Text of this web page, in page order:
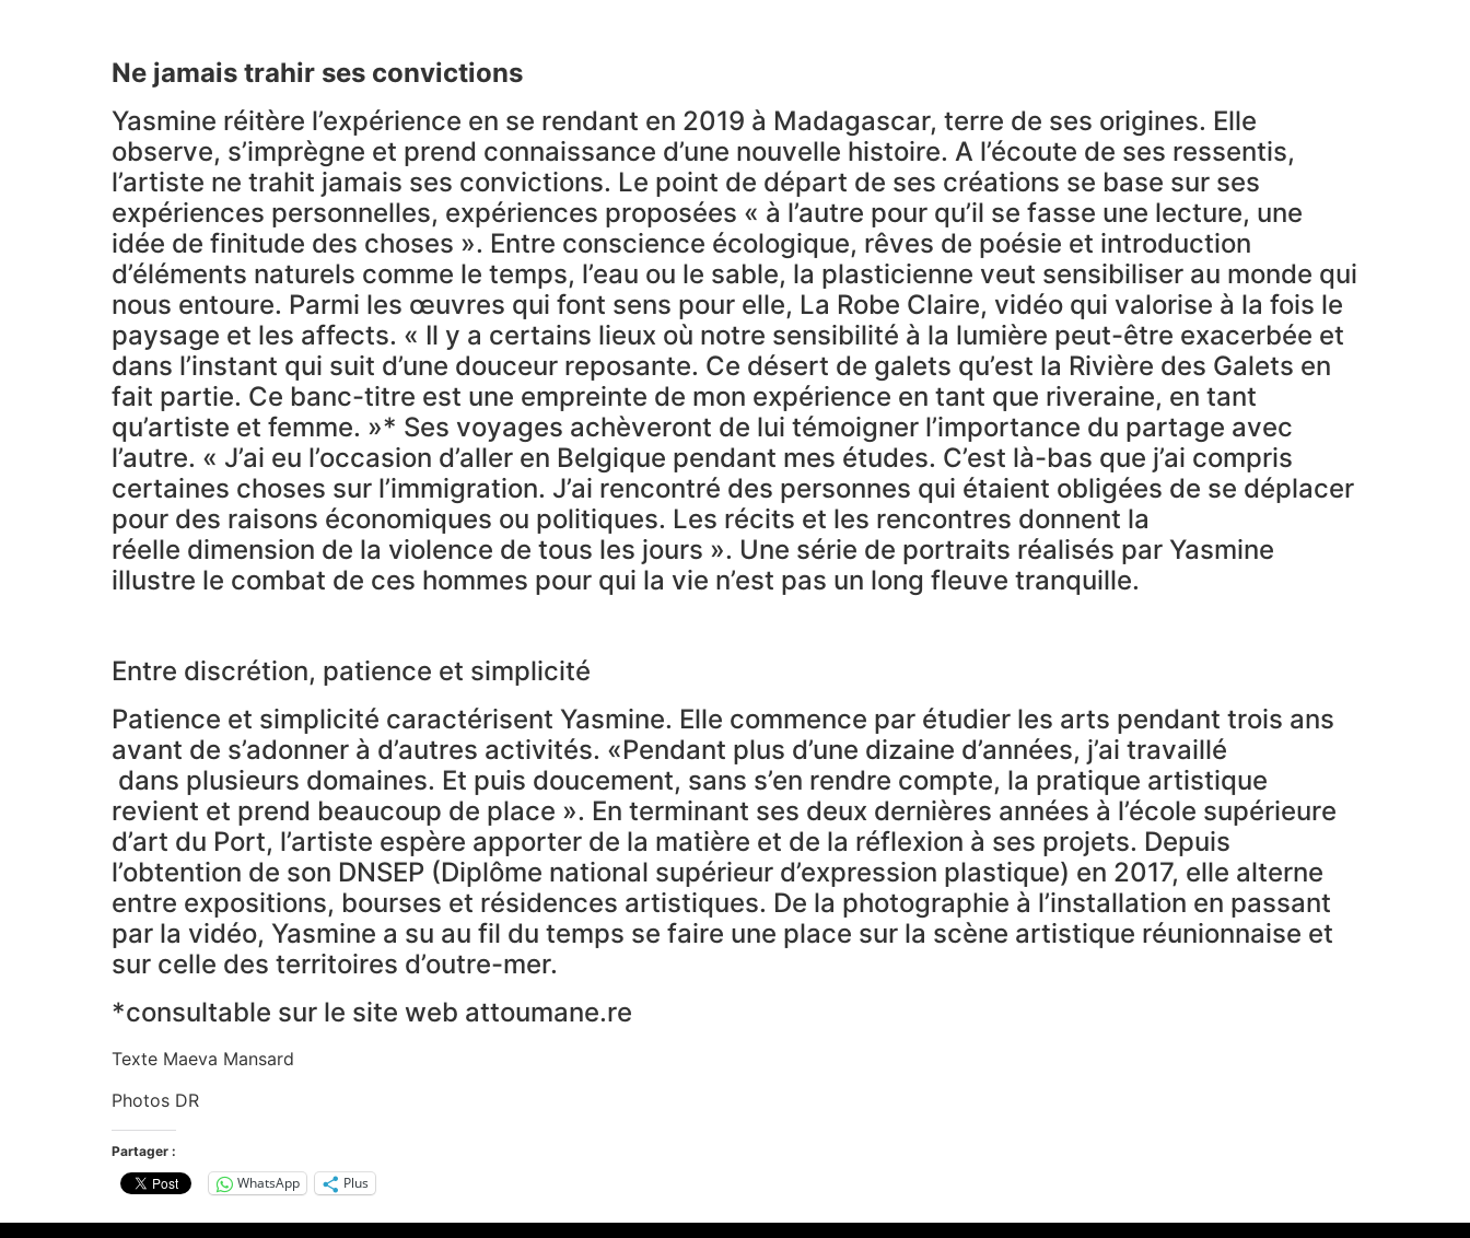
Ne jamais trahir ses convictions
Yasmine réitère l’expérience en se rendant en 2019 à Madagascar, terre de ses origines. Elle
observe, s’imprègne et prend connaissance d’une nouvelle histoire. A l’écoute de ses ressentis,
l’artiste ne trahit jamais ses convictions. Le point de départ de ses créations se base sur ses
expériences personnelles, expériences proposées « à l’autre pour qu’il se fasse une lecture, une
idée de finitude des choses ». Entre conscience écologique, rêves de poésie et introduction
d’éléments naturels comme le temps, l’eau ou le sable, la plasticienne veut sensibiliser au monde qui
nous entoure. Parmi les œuvres qui font sens pour elle, La Robe Claire, vidéo qui valorise à la fois le
paysage et les affects. « Il y a certains lieux où notre sensibilité à la lumière peut-être exacerbée et
dans l’instant qui suit d’une douceur reposante. Ce désert de galets qu’est la Rivière des Galets en
fait partie. Ce banc-titre est une empreinte de mon expérience en tant que riveraine, en tant
qu’artiste et femme. »* Ses voyages achèveront de lui témoigner l’importance du partage avec
l’autre. « J’ai eu l’occasion d’aller en Belgique pendant mes études. C’est là-bas que j’ai compris
certaines choses sur l’immigration. J’ai rencontré des personnes qui étaient obligées de se déplacer
pour des raisons économiques ou politiques. Les récits et les rencontres donnent la
réelle dimension de la violence de tous les jours ». Une série de portraits réalisés par Yasmine
illustre le combat de ces hommes pour qui la vie n’est pas un long fleuve tranquille.
Entre discrétion, patience et simplicité
Patience et simplicité caractérisent Yasmine. Elle commence par étudier les arts pendant trois ans
avant de s’adonner à d’autres activités. «Pendant plus d’une dizaine d’années, j’ai travaillé
dans plusieurs domaines. Et puis doucement, sans s’en rendre compte, la pratique artistique
revient et prend beaucoup de place ». En terminant ses deux dernières années à l’école supérieure
d’art du Port, l’artiste espère apporter de la matière et de la réflexion à ses projets. Depuis
l’obtention de son DNSEP (Diplôme national supérieur d’expression plastique) en 2017, elle alterne
entre expositions, bourses et résidences artistiques. De la photographie à l’installation en passant
par la vidéo, Yasmine a su au fil du temps se faire une place sur la scène artistique réunionnaise et
sur celle des territoires d’outre-mer.
*consultable sur le site web attoumane.re
Texte Maeva Mansard
Photos DR
Partager :
WhatsApp Plus